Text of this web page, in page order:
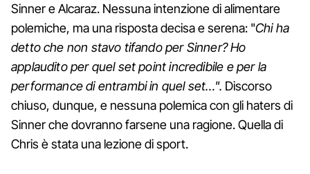
Sinner e Alcaraz. Nessuna intenzione di alimentare
polemiche, ma una risposta decisa e serena: "Chi ha
detto che non stavo tifando per Sinner? Ho
applaudito per quel set point incredibile e per la
performance di entrambi in quel set…". Discorso
chiuso, dunque, e nessuna polemica con gli haters di
Sinner che dovranno farsene una ragione. Quella di
Chris è stata una lezione di sport.